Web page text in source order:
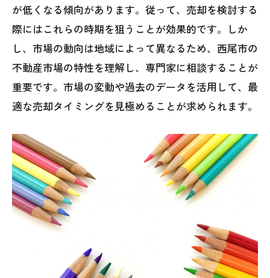
が低くなる傾向があります。従って、売却を検討する
際にはこれらの時期を狙うことが効果的です。しか
し、市場の動向は地域によって異なるため、西尾市の
不動産市場の特性を理解し、専門家に相談することが
重要です。市場の変動や過去のデータを活用して、最
適な売却タイミングを見極めることが求められます。